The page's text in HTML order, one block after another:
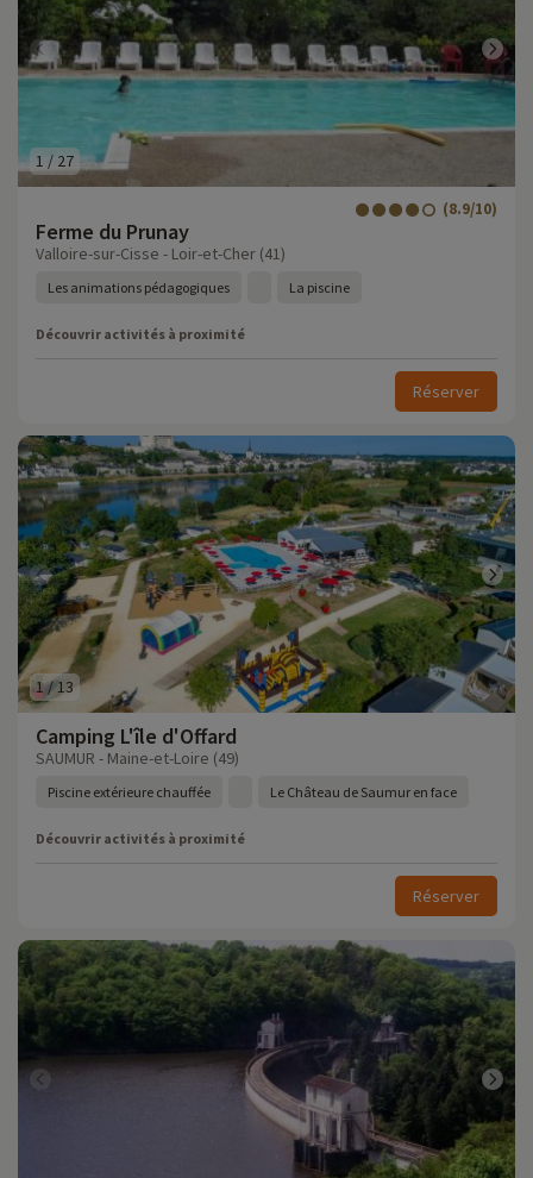
1 / 27
Ferme du Prunay
(8.9/10)
Valloire-sur-Cisse - Loir-et-Cher (41)
Les animations pédagogiques La piscine
Découvrir activités à proximité
Réserver
1/13
Camping L'île d'Offard
SAUMUR - Maine-et-Loire (49)
Piscine extérieure chauffée Le Château de Saumur en face
Découvrir activités à proximité
Réserver